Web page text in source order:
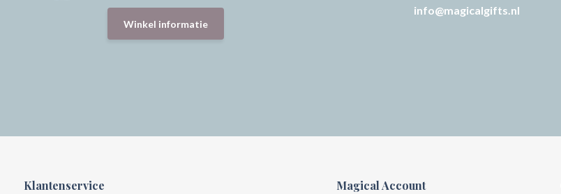
Winkel informatie
info@magicalgifts.nl
Klantenservice Magical Account